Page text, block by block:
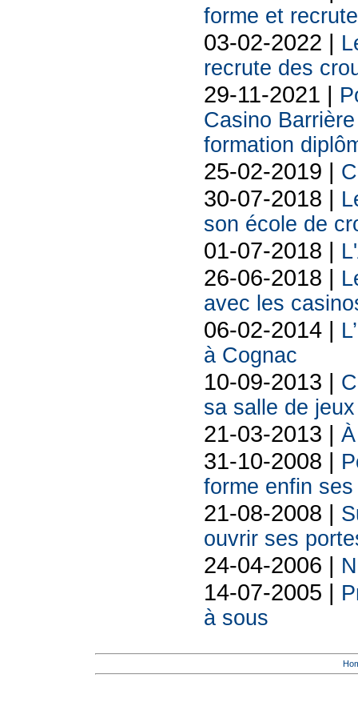
forme et
03-02-2022 |
recrute des
29-11-2021 |
Casino
formation
25-02-2019 |
30-07-2018 |
son école de
01-07-2018 |
26-06-2018 |
avec les
06-02-2014 |
à Cognac
10-09-2013 |
sa salle de
21-03-2013 |
31-10-2008 |
forme enfin
21-08-2008 |
ouvrir ses
24-04-2006 |
14-07-2005 |
à sous